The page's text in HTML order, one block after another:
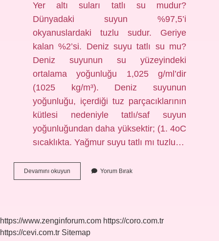
Yer altı suları tatlı su mudur?
Dünyadaki suyun %97,5’i
okyanuslardaki tuzlu sudur. Geriye
kalan %2’si. Deniz suyu tatlı su mu?
Deniz suyunun su yüzeyindeki
ortalama yoğunluğu 1,025 g/ml’dir
(1025 kg/m³). Deniz suyunun
yoğunluğu, içerdiği tuz parçacıklarının
kütlesi nedeniyle tatlı/saf suyun
yoğunluğundan daha yüksektir; (1. 4oC
sıcaklıkta. Yağmur suyu tatlı mı tuzlu…
Devamını okuyun
Sular
Yorum Bırak
https://www.zenginforum.com https://coro.com.tr
https://cevi.com.tr Sitemap